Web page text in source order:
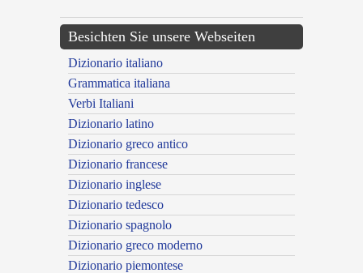
Besichten Sie unsere Webseiten
Dizionario italiano
Grammatica italiana
Verbi Italiani
Dizionario latino
Dizionario greco antico
Dizionario francese
Dizionario inglese
Dizionario tedesco
Dizionario spagnolo
Dizionario greco moderno
Dizionario piemontese